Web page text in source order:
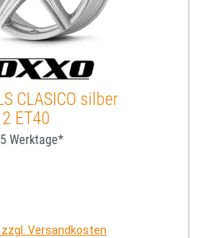
CLASICO silber
ET40
Werktage*
zzgl. Versandkosten